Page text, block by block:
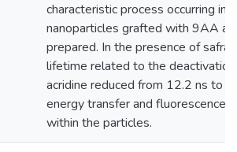
characteristic process occurring in
nanoparticles grafted with 9AA
prepared. In the presence of
lifetime related to the
acridine reduced from 12.2 ns to
energy transfer and fluorescence
within the particles.